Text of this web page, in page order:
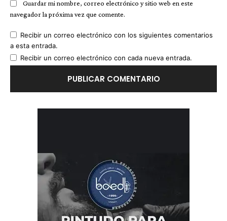
Guardar mi nombre, correo electrónico y sitio web en este
navegador la próxima vez que comente.
Recibir un correo electrónico con los siguientes comentarios
a esta entrada.
Recibir un correo electrónico con cada nueva entrada.